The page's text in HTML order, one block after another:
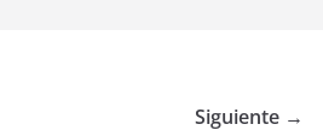
Siguiente →